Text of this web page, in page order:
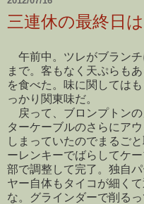
三連休の最終日
午前中。ツレがブラン
まで。客もなく天ぷらも
を食べた。味に関しては
っかり関東味だ。
戻って、ブロンプトンの
ターケーブルのさらにア
しまっていたのでまるご
ーレンキーでばらしてケ
部で調整して完了。独自
ヤー自体もタイコが細く
な。グラインダーで削る